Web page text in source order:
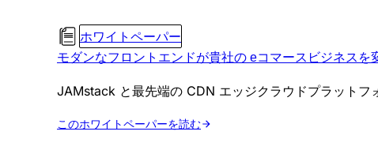
ホワイトペーパー
モダンなフロントエンドが貴社の eコマースビジネスを
JAMstack と最先端の CDN エッジクラウドプラットフ
このホワイトペーパーを読む